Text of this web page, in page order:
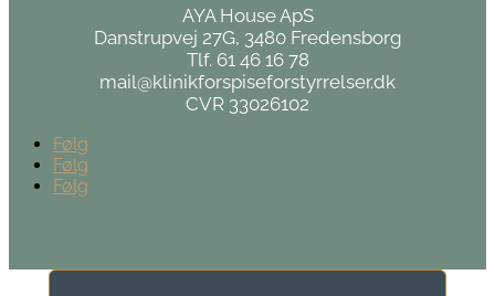
AYA House ApS
Danstrupvej 27G, 3480 Fredensborg
Tlf. 61 46 16 78
mail@klinikforspiseforstyrrelser.dk
CVR 33026102
Følg
Følg
Følg